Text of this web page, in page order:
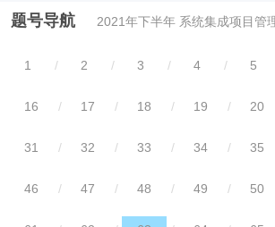
题号导航 2021年下半年 系统集成项目管
1 / 2 / 3 / 4 / 5
16 / 17 / 18 / 19 / 20
31 / 32 / 33 / 34 / 35
46 / 47 / 48 / 49 / 50